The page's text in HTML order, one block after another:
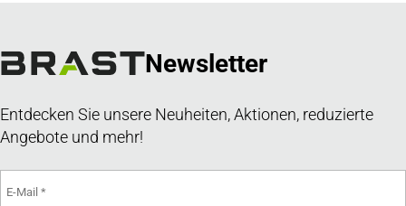
Newsletter
Entdecken Sie unsere Neuheiten, Aktionen, reduzierte
Angebote und mehr!